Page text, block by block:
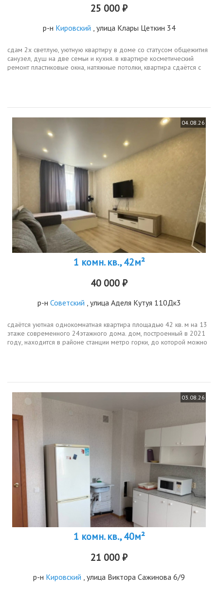
25 000 ₽
р-н Кировский , улица Клары Цеткин 34
сдам 2х светлую, уютную квартиру в доме со статусом общежития
санузел, душ на две семьи и кухня. в квартире косметический
ремонт пластиковые окна, натяжные потолки, квартира сдаётся с
04.08.26
1 комн. кв., 42м²
40 000 ₽
р-н Советский , улица Аделя Кутуя 110Дк3
сдаётся уютная однокомнатная квартира площадью 42 кв. м на 13
этаже современного 24этажного дома. дом, построенный в 2021
году, находится в районе станции метро горки, до которой можно
03.08.26
1 комн. кв., 40м²
21 000 ₽
р-н Кировский , улица Виктора Сажинова 6/9